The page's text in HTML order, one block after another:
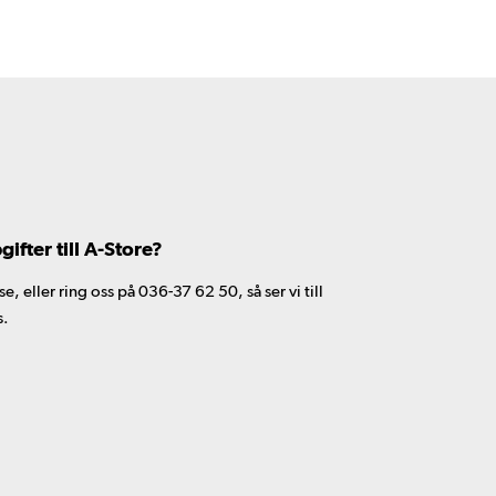
till A-Store?
eller ring oss på 036-37 62 50, så ser vi till